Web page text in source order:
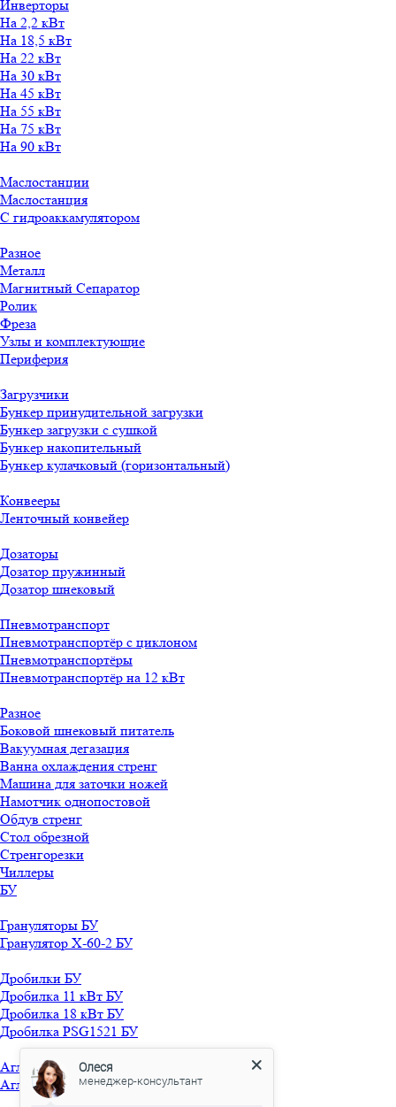
Инверторы
На 2,2 кВт
На 18,5 кВт
На 22 кВт
На 30 кВт
На 45 кВт
На 55 кВт
На 75 кВт
На 90 кВт
Маслостанции
Маслостанция
С гидроаккамулятором
Разное
Металл
Магнитный Сепаратор
Ролик
Фреза
Узлы и комплектующие
Периферия
Загрузчики
Бункер принудительной загрузки
Бункер загрузки с сушкой
Бункер накопительный
Бункер кулачковый (горизонтальный)
Конвееры
Ленточный конвейер
Дозаторы
Дозатор пружинный
Дозатор шнековый
Пневмотранспорт
Пневмотранспортёр с циклоном
Пневмотранспортёры
Пневмотранспортёр на 12 кВт
Разное
Боковой шнековый питатель
Вакуумная дегазация
Ванна охлаждения стренг
Машина для заточки ножей
Намотчик однопостовой
Обдув стренг
Стол обрезной
Стренгорезки
Чиллеры
БУ
Грануляторы БУ
Гранулятор X-60-2 БУ
Дробилки БУ
Дробилка 11 кВт БУ
Дробилка 18 кВт БУ
Дробилка PSG1521 БУ
Агломераторы БУ
Агломератор HQ-150 БУ
Олеся
менеджер-консультант